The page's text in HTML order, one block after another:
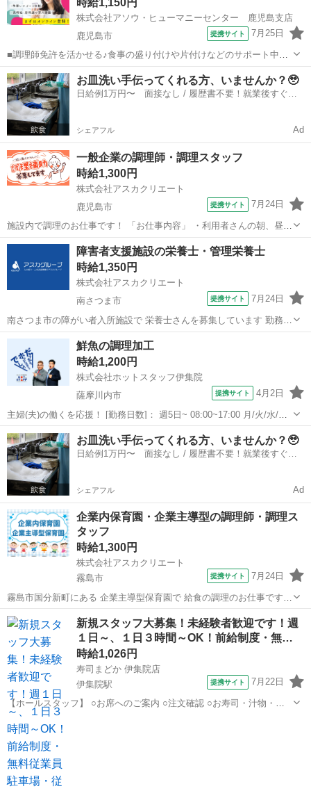
株式会社アソウ・ヒューマニーセンター 鹿児島支店
鹿児島市
提携サイト 7月25日
■調理師免許を活かせる♪食事の盛り付けや片付けなどのサポート中心
のお仕事！アソウスタッフ活躍中×直接雇用の可能性あり■残業なし！
17：30まで×日祝完全お休み×平日・週末休みどちらも取れるレア求人
◎■新屋敷電停・バス停から徒...
鹿児島 鹿児島市 キッチン
お皿洗い手伝ってくれる方、いませんか？🥹
日給例1万円〜 面接なし / 履歴書不要！就業後すぐに
シェアフル Ad
一般企業の調理師・調理スタッフ
時給1,300円
株式会社アスカクリエート
鹿児島市
提携サイト 7月24日
施設内で調理のお仕事です！ 「お仕事内容」 ・利用者さんの朝、昼、
夜の 食事の準備、調理、配膳 他、消毒、清掃 のお仕事です！ ・朝 10
食程度を1名体制で調理 昼 30食程度を2名体制で調理 夜 10食程度を
1...
鹿児島 鹿児島市 キッチン
障害者支援施設の栄養士・管理栄養士
時給1,350円
株式会社アスカクリエート
南さつま市
提携サイト 7月24日
南さつま市の障がい者入所施設で 栄養士さんを募集しています 勤務時
間 ・9時00分～18時00分(実働8時間) ・365日開所 週5日出勤 (月に2～3
回、土日祝出勤あり) 仕事内容 ・利用者一人ひとりの目線に立っ...
鹿児島 南さつま市 キッチン
鮮魚の調理加工
時給1,200円
株式会社ホットスタッフ伊集院
薩摩川内市
提携サイト 4月2日
主婦(夫)の働くを応援！ [勤務日数]： 週5日~ 08:00~17:00 月/火/水/木/
金/土/日 などから選べます [勤務地・最寄駅]： 鹿児島県薩摩川内市中
郷 株式会社ホットスタッフ伊集院 川内(鹿児島県)駅自動...
鹿児島 薩摩川内市 キッチン
お皿洗い手伝ってくれる方、いませんか？🥹
日給例1万円〜 面接なし / 履歴書不要！就業後すぐに
シェアフル Ad
企業内保育園・企業主導型の調理師・調理ス
タッフ
時給1,300円
株式会社アスカクリエート
霧島市
提携サイト 7月24日
霧島市国分新町にある 企業主導型保育園で 給食の調理のお仕事です
仕事内容 ・・・・・・・・・・・・・・・・・・ 給食・おやつの調理
補助 園児と職員合わせて約90名分の給食を 3名体制で調理しています
勤務時間・日数 ・...
鹿児島 霧島市 キッチン
新規スタッフ大募集！未経験者歓迎です！週
１日～、１日３時間～OK！前給制度・無…
時給1,026円
寿司まどか 伊集院店
伊集院駅
提携サイト 7月22日
【ホールスタッフ】 ○お席へのご案内 ○注文確認 ○お寿司・汁物・揚
げ物などのお料理提供 ○レジ・お席やフロアの片付け など お寿司やお
味噌汁など、パパッと運べるものがメイン！ すぐに慣れますよ(*^^*)
【キッチンスタ...
鹿児島 日置市